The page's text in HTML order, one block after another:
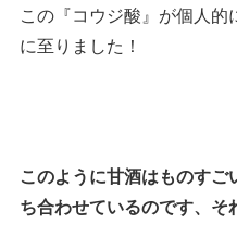
この『コウジ酸』が個人的
に至りました！
このように甘酒はものす
ち合わせているのです、そ